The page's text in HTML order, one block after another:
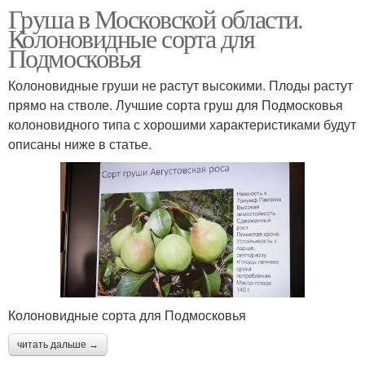
Груша в Московской области.
Колоновидные сорта для
Подмосковья
Колоновидные груши не растут высокими. Плоды растут
прямо на стволе. Лучшие сорта груш для Подмосковья
колоновидного типа с хорошими характеристиками будут
описаны ниже в статье.
Колоновидные сорта для Подмосковья
читать дальше →